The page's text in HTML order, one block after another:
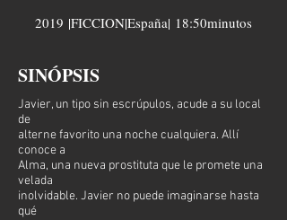
2019 |FICCION|España| 18:50minutos
SINÓPSIS
Javier, un tipo sin escrúpulos, acude a su local
de
alterne favorito una noche cualquiera. Allí
conoce a
Alma, una nueva prostituta que le promete una
velada
inolvidable. Javier no puede imaginarse hasta
qué